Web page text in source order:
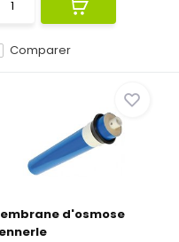
Comparer
d'osmose